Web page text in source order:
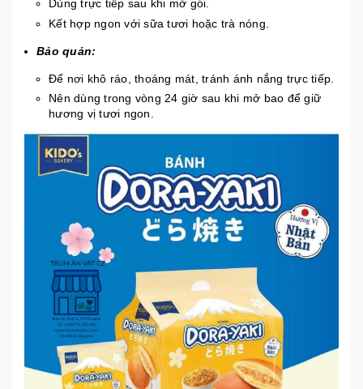
Dùng trực tiếp sau khi mở gói.
Kết hợp ngon với sữa tươi hoặc trà nóng.
Bảo quản:
Để nơi khô ráo, thoáng mát, tránh ánh nắng trực tiếp.
Nên dùng trong vòng 24 giờ sau khi mở bao để giữ
hương vị tươi ngon.